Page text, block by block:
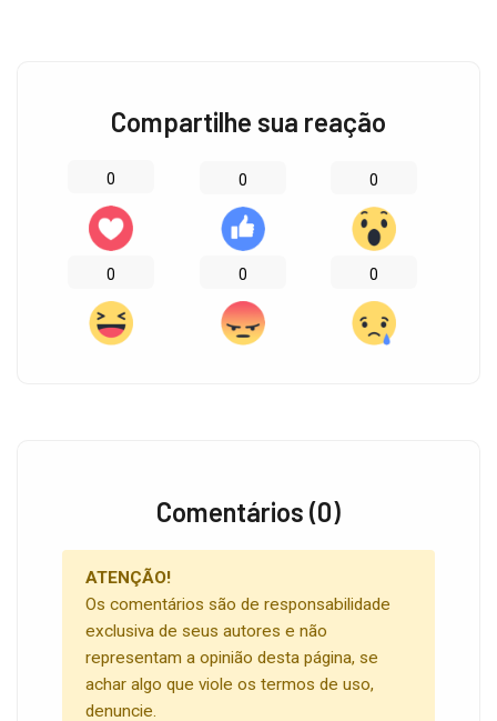
Compartilhe sua reação
0 0 0
0 0 0
Comentários (0)
ATENÇÃO!
Os comentários são de responsabilidade
exclusiva de seus autores e não
representam a opinião desta página, se
achar algo que viole os termos de uso,
denuncie.